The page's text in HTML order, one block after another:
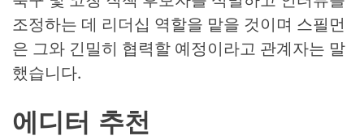
조정하는 데 리더십 역할을 맡을 것이며 스필먼
은 그와 긴밀히 협력할 예정이라고 관계자는 말
했습니다.
에디터 추천